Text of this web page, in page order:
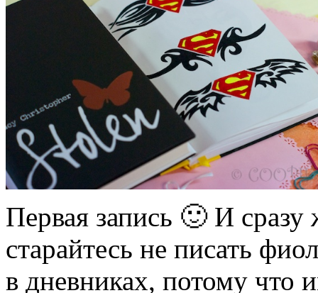
Первая запись 🙂 И
старайтесь не писать
в дневниках, потому что